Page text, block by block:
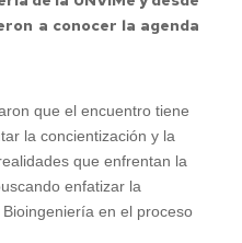
a conocer la agenda
que el encuentro tiene
la concientización y la
que enfrentan la
enfatizar la
en el proceso